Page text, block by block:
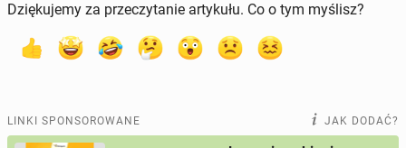
Dziękujemy za przeczytanie artykułu. Co o tym myślisz?
LINKI SPONSOROWANE JAK DODAĆ?